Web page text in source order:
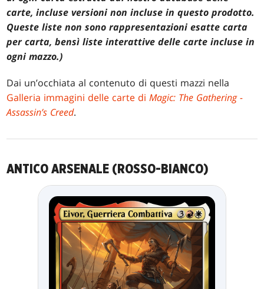
carte, incluse versioni non incluse in questo prodotto.
Queste liste non sono rappresentazioni esatte carta
per carta, bensì liste interattive delle carte incluse in
ogni mazzo.)
Dai un’occhiata al contenuto di questi mazzi nella
Galleria immagini delle carte diMagic: The Gathering -
Assassin’s Creed.
ANTICO ARSENALE (ROSSO-BIANCO)